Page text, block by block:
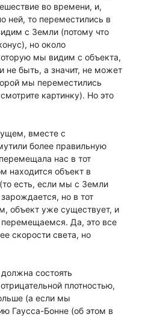
во времени, и,
ней, то переместились в
с Земли (потому что
но около
мы видим с объекта,
не быть, а значит, не может
мы переместились
картинку). Но это
вместе с
более правильную
нас в тот
находится объект в
есть, если мы с Земли
но в тот
объект уже существует, и
Да, это все
скорости света, но
состоять
плотностью,
(а если мы
Гаусса-Бонне (об этом в